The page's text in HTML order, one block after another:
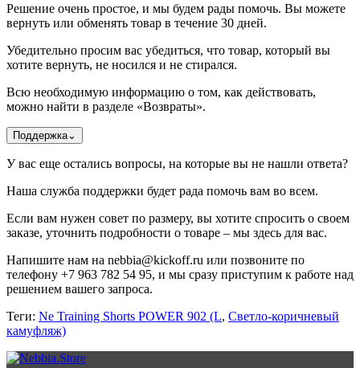
Решение очень простое, и мы будем рады помочь. Вы можете
вернуть или обменять товар в течение 30 дней.
Убедительно просим вас убедиться, что товар, который вы
хотите вернуть, не носился и не стирался.
Всю необходимую информацию о том, как действовать,
можно найти в разделе «Возвраты».
Поддержка⌄
У вас еще остались вопросы, на которые вы не нашли ответа?
Наша служба поддержки будет рада помочь вам во всем.
Если вам нужен совет по размеру, вы хотите спросить о своем
заказе, уточнить подробности о товаре – мы здесь для вас.
Напишите нам на nebbia@kickoff.ru или позвоните по
телефону +7 963 782 54 95, и мы сразу приступим к работе над
решением вашего запроса.
Теги: Ne Training Shorts POWER 902 (L, Светло-коричневый
камуфляж)